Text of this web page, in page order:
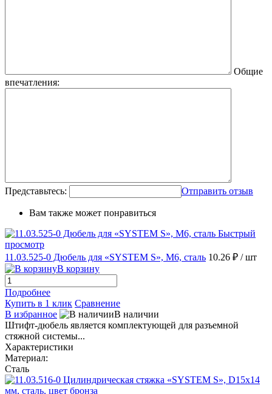
Общие
впечатления:
Представьтесь: Отправить отзыв
Вам также может понравиться
Быстрый
просмотр
11.03.525-0 Дюбель для «SYSTEM S», М6, сталь 10.26 ₽ / шт
В корзину
Подробнее
Купить в 1 клик Сравнение
В избранное
В наличии
Штифт-дюбель является комплектующей для разъемной
стяжной системы...
Характеристики
Материал:
Сталь